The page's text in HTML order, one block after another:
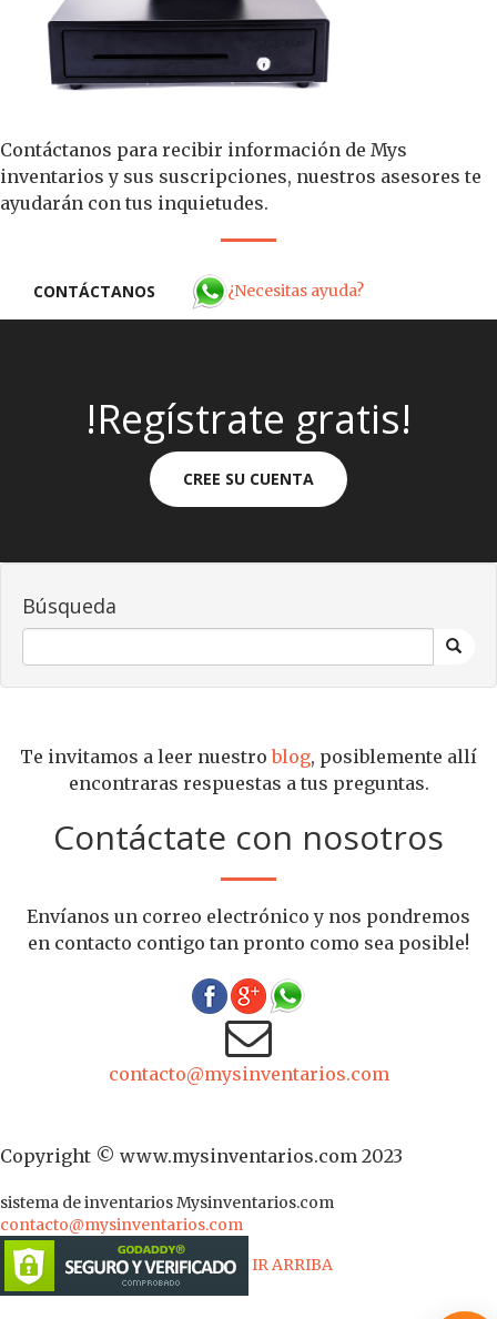
Contáctanos para recibir información de Mys
inventarios y sus suscripciones, nuestros asesores te
ayudarán con tus inquietudes.
CONTÁCTANOS ¿Necesitas ayuda?
!Regístrate gratis!
CREE SU CUENTA
Búsqueda
Te invitamos a leer nuestroblog, posiblemente allí
encontraras respuestas a tus preguntas.
Contáctate con nosotros
Envíanos un correo electrónico y nos pondremos
en contacto contigo tan pronto como sea posible!
contacto@mysinventarios.com
Copyright © www.mysinventarios.com 2023
sistema de inventariosMysinventarios.com
contacto@mysinventarios.com
IR ARRIBA